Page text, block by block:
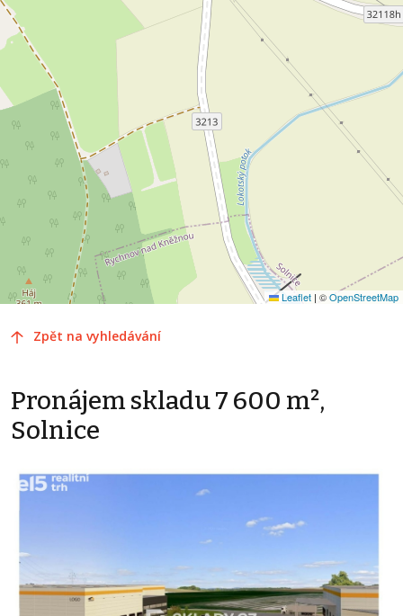
Leaflet | ©OpenStreetMap
Zpět na vyhledávání
Pronájem skladu 7 600 m²,
Solnice